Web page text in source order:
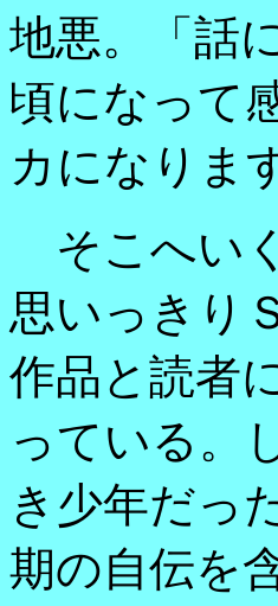
地悪。「話
頃になって
カになりま
そこへい
思いっきり
作品と読者
っている。
き少年だっ
期の自伝を